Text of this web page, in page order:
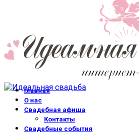
Главная
О нас
Свадебная афиша
Контакты
Свадебные события